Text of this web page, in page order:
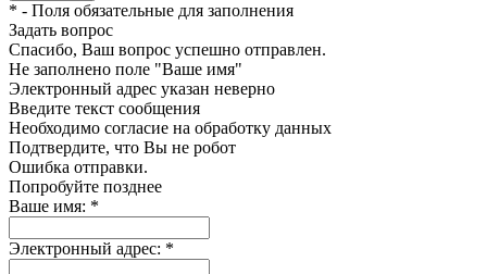
* - Поля обязательные для заполнения
Задать вопрос
Спасибо, Ваш вопрос успешно отправлен.
Не заполнено поле "Ваше имя"
Электронный адрес указан неверно
Введите текст сообщения
Необходимо согласие на обработку данных
Подтвердите, что Вы не робот
Ошибка отправки.
Попробуйте позднее
Ваше имя: *
Электронный адрес: *